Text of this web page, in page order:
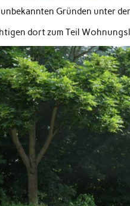
Gründen unter
dort zum Teil